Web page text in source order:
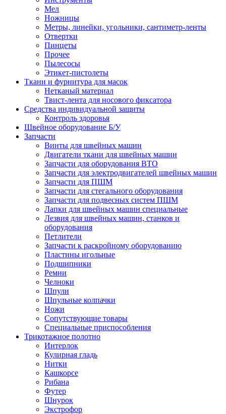
Мел
Ножницы
Метры, линейки, угольники, сантиметр-ленты
Отвертки
Пинцеты
Прочее
Пылесосы
Этикет-пистолеты
Ткани и фурнитура для масок
Нетканый материал
Твист-лента для носового фиксатора
Средства индивидуальной защиты
Контроль здоровья
Швейное оборудование Б/У
Запчасти
Винты для швейных машин
Двигатели ткани для швейных машин
Запчасти для оборудования ВТО
Запчасти для электродвигателей швейных машин
Запчасти для ПШМ
Запчасти для стегального оборудования
Запчасти для подвесных систем ПШМ
Лапки для швейных машин специальные
Лезвия для швейных машин, станков и
оборудования
Петлители
Запчасти к раскройному оборудованию
Пластины игольные
Подшипники
Ремни
Челноки
Шпули
Шпульные колпачки
Ножи
Сопутствующие товары
Специальные приспособления
Трикотажное полотно
Интерлок
Кулирная гладь
Нитки
Кашкорсе
Рибана
Футер
Шнурок
Экстрофор